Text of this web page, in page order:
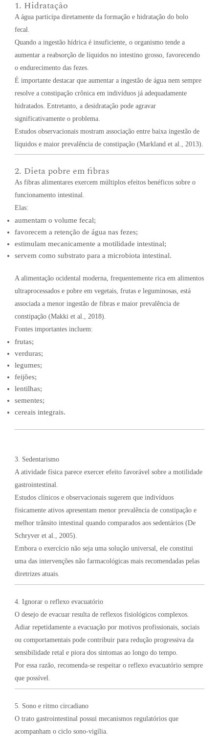
1. Hidratação
A água participa diretamente da formação e hidratação do bolo
fecal.
Quando a ingestão hídrica é insuficiente, o organismo tende a
aumentar a reabsorção de líquidos no intestino grosso, favorecendo
o endurecimento das fezes.
É importante destacar que aumentar a ingestão de água nem sempre
resolve a constipação crônica em indivíduos já adequadamente
hidratados. Entretanto, a desidratação pode agravar
significativamente o problema.
Estudos observacionais mostram associação entre baixa ingestão de
líquidos e maior prevalência de constipação (Markland et al., 2013).
2. Dieta pobre em fibras
As fibras alimentares exercem múltiplos efeitos benéficos sobre o
funcionamento intestinal.
Elas:
aumentam o volume fecal;
favorecem a retenção de água nas fezes;
estimulam mecanicamente a motilidade intestinal;
servem como substrato para a microbiota intestinal.
A alimentação ocidental moderna, frequentemente rica em alimentos
ultraprocessados e pobre em vegetais, frutas e leguminosas, está
associada a menor ingestão de fibras e maior prevalência de
constipação (Makki et al., 2018).
Fontes importantes incluem:
frutas;
verduras;
legumes;
feijões;
lentilhas;
sementes;
cereais integrais.
3. Sedentarismo
A atividade física parece exercer efeito favorável sobre a motilidade
gastrointestinal.
Estudos clínicos e observacionais sugerem que indivíduos
fisicamente ativos apresentam menor prevalência de constipação e
melhor trânsito intestinal quando comparados aos sedentários (De
Schryver et al., 2005).
Embora o exercício não seja uma solução universal, ele constitui
uma das intervenções não farmacológicas mais recomendadas pelas
diretrizes atuais.
4. Ignorar o reflexo evacuatório
O desejo de evacuar resulta de reflexos fisiológicos complexos.
Adiar repetidamente a evacuação por motivos profissionais, sociais
ou comportamentais pode contribuir para redução progressiva da
sensibilidade retal e piora dos sintomas ao longo do tempo.
Por essa razão, recomenda-se respeitar o reflexo evacuatório sempre
que possível.
5. Sono e ritmo circadiano
O trato gastrointestinal possui mecanismos regulatórios que
acompanham o ciclo sono-vigília.